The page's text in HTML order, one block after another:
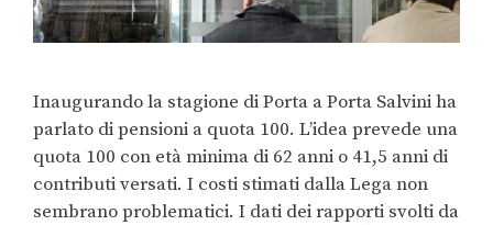
Inaugurando la stagione di Porta a Porta Salvini ha
parlato di pensioni a quota 100. L’idea prevede una
quota 100 con età minima di 62 anni o 41,5 anni di
contributi versati. I costi stimati dalla Lega non
sembrano problematici. I dati dei rapporti svolti da